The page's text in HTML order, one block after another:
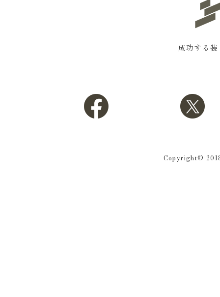
成功する
Copyright©